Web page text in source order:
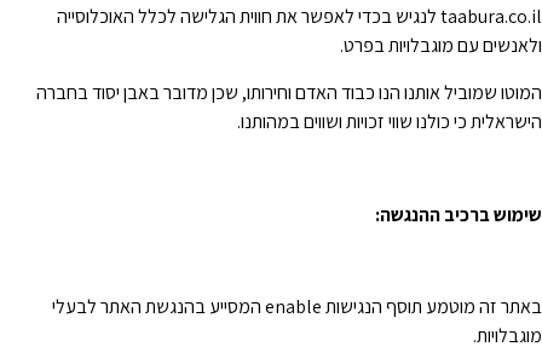
taabura.co.il לנגיש בכדי לאפשר את חווית הגלישה לכלל האוכלוסייה
עם מוגבלויות בפרט.
שמוביל אותנו הנו כבוד האדם וחירותו, שכן מדובר באבן יסוד בחברה
כי כולנו שווי זכויות ושווים במהותנו.
ברכיב ההנגשה:
באתר זה מוטמע תוסף הנגישות enable המסייע בהנגשת האתר לבעלי